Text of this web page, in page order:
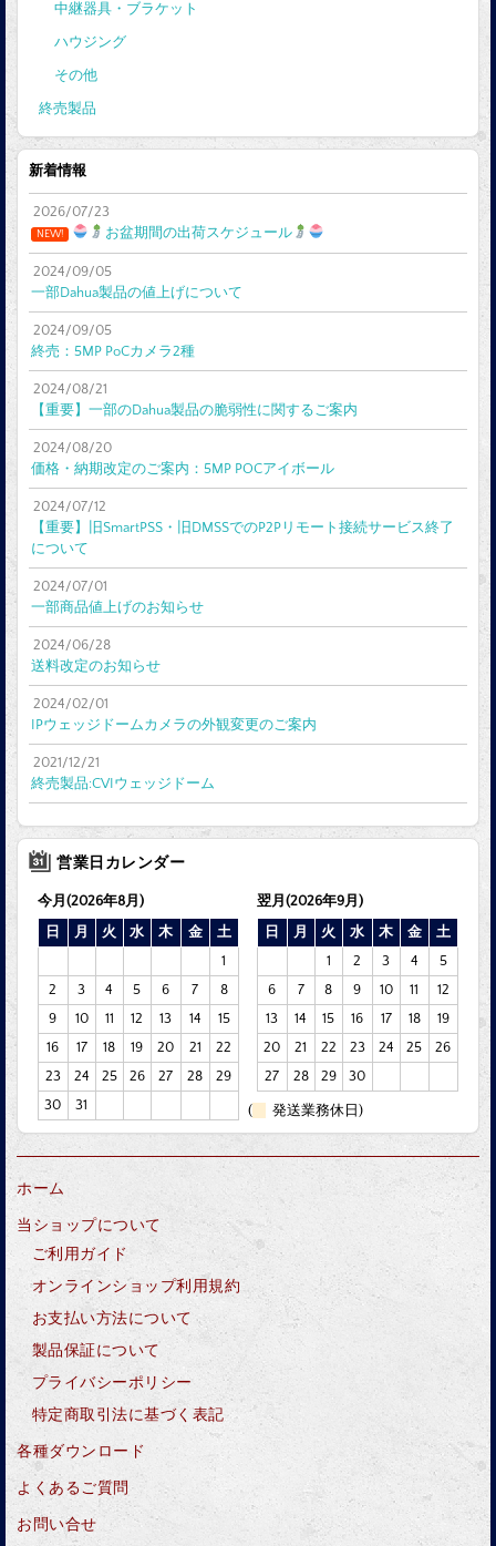
中継器具・ブラケット
ハウジング
その他
終売製品
新着情報
2026/07/23
NEW! お盆期間の出荷スケジュール
2024/09/05
一部Dahua製品の値上げについて
2024/09/05
終売：5MP PoCカメラ2種
2024/08/21
【重要】一部のDahua製品の脆弱性に関するご案内
2024/08/20
価格・納期改定のご案内：5MP POCアイボール
2024/07/12
【重要】旧SmartPSS・旧DMSSでのP2Pリモート接続サービス終了
について
2024/07/01
一部商品値上げのお知らせ
2024/06/28
送料改定のお知らせ
2024/02/01
IPウェッジドームカメラの外観変更のご案内
2021/12/21
終売製品:CVIウェッジドーム
営業日カレンダー
今月(2026年8月)
日
月 火 水 木 金
土
1
2
3 4 5 6 7
8
9
10 11 12 13 14
15
16
17 18 19 20 21
22
23
24 25 26 27 28
29
30
31
翌月(2026年9月)
日
月 火 水 木 金
土
1
2 3 4
5
6
7 8 9 10 11
12
13
14 15 16 17 18
19
20
21 22 23 24 25
26
27
28 29 30
( 発送業務休日)
ホーム
当ショップについて
ご利用ガイド
オンラインショップ利用規約
お支払い方法について
製品保証について
プライバシーポリシー
特定商取引法に基づく表記
各種ダウンロード
よくあるご質問
お問い合せ